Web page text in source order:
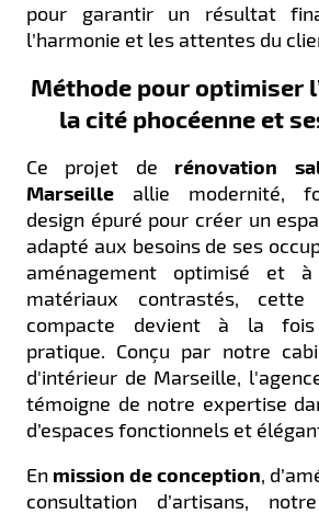
pour garantir un résultat
l’harmonie et les attentes du
Méthode pour optimiser
la cité phocéenne et
Ce projet de rénovation
Marseille allie modernité,
design épuré pour créer un
adapté aux besoins de ses
aménagement optimisé et
matériaux contrastés,
compacte devient à la
pratique. Conçu par notre
d'intérieur de Marseille,
témoigne de notre expertise
d’espaces fonctionnels et
En mission de conception,
consultation d’artisans,